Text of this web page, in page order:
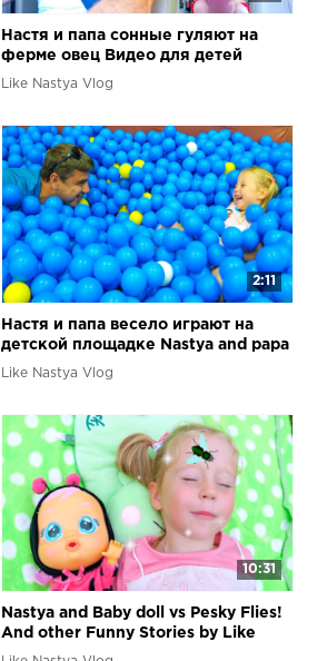
Настя и папа сонные гуляют на
ферме овец Видео для детей
Nastya and papa sleeping at farm
Like Nastya Vlog
2:11
Настя и папа весело играют на
детской площадке Nastya and papa
family playtime on the playground
Like Nastya Vlog
10:31
Nastya and Baby doll vs Pesky Flies!
Аnd other Funny Stories by Like
Nastya